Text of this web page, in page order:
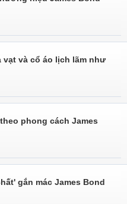
vạt và cổ áo lịch lãm như
phong cách James
gắn mác James Bond